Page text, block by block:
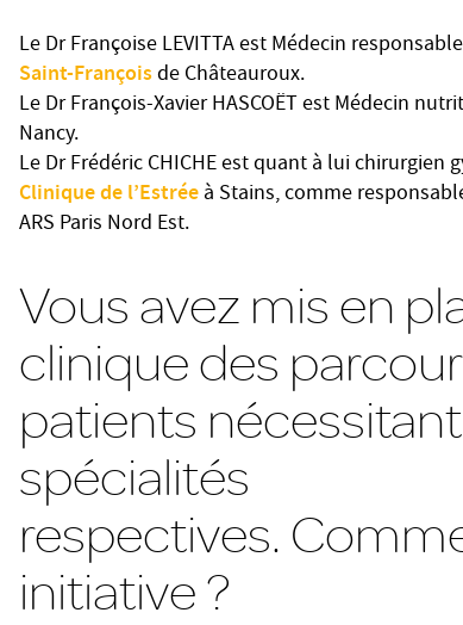
Le Dr Françoise LEVITTA est Médecin
Saint-Françoisde Châteauroux.
Le Dr François-Xavier HASCOËT est Médecin
Nancy.
Le Dr Frédéric CHICHE est quant à lui
Clinique de l’Estréeà Stains, comme
ARS Paris Nord Est.
Vous avez mis en
clinique des
patients
spécialités
respectives.
initiative ?